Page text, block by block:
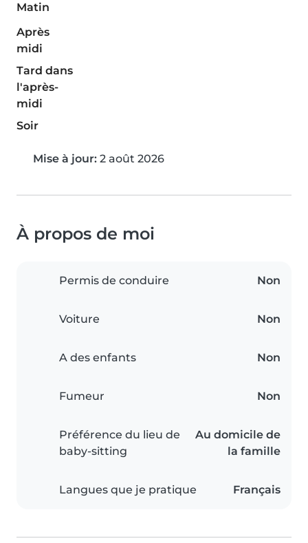
Matin
Après
midi
Tard dans
l'après-
midi
Soir
Mise à jour: 2 août 2026
À propos de moi
Permis de conduire Non
Voiture Non
A des enfants Non
Fumeur Non
Préférence du lieu de
baby-sitting
Au domicile de
la famille
Langues que je pratique Français